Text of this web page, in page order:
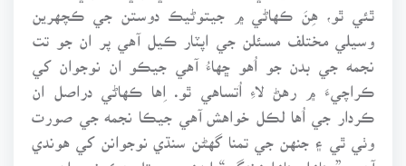
ٿئي ٿو، هِنَ ڪهاڻي ۾ جيتوڻيڪ دوستن جي ڪچهرين
وسيلي مختلف مسئلن جي اپٽار ڪيل آهي پر ان جو تت
نجمه جي بدن جو اُهو ڇهاءُ آهي جيڪو ان نوجوان کي
ڪراچيءَ ۾ رهڻ لاءِ اُتساهي ٿو. اِها ڪهاڻي دراصل ان
ڪردار جي اُها لڪل خواهش آهي جيڪا نجمه جي صورت
وٺي ٿي ۽ جنهن جي تمنا گهڻن سنڌي نوجوانن کي هوندي
آهي. ”جنازا جنازا زندگي“ ايڊز ۾ ورتل هڪ نوجوان جي